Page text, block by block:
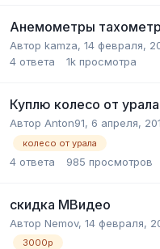
Анемометры
Автор kamza, 14 февраля,
4 ответа 1k просмотра
Куплю колесо от урала
Автор Anton91, 6 апреля,
колесо от урала
4 ответа 985 просмотров
скидка МВидео
Автор Nemov, 14 февраля,
3000р